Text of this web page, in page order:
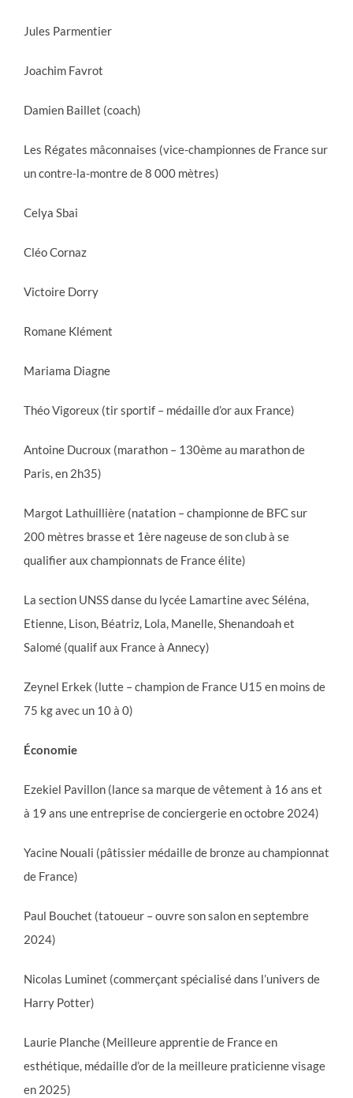
Jules Parmentier
Joachim Favrot
Damien Baillet (coach)
Les Régates mâconnaises (vice-championnes de France sur
un contre-la-montre de 8 000 mètres)
Celya Sbai
Cléo Cornaz
Victoire Dorry
Romane Klément
Mariama Diagne
Théo Vigoreux (tir sportif – médaille d’or aux France)
Antoine Ducroux (marathon – 130ème au marathon de
Paris, en 2h35)
Margot Lathuillière (natation – championne de BFC sur
200 mètres brasse et 1ère nageuse de son club à se
qualifier aux championnats de France élite)
La section UNSS danse du lycée Lamartine avec Séléna,
Etienne, Lison, Béatriz, Lola, Manelle, Shenandoah et
Salomé (qualif aux France à Annecy)
Zeynel Erkek (lutte – champion de France U15 en moins de
75 kg avec un 10 à 0)
Économie
Ezekiel Pavillon (lance sa marque de vêtement à 16 ans et
à 19 ans une entreprise de conciergerie en octobre 2024)
Yacine Nouali (pâtissier médaille de bronze au championnat
de France)
Paul Bouchet (tatoueur – ouvre son salon en septembre
2024)
Nicolas Luminet (commerçant spécialisé dans l’univers de
Harry Potter)
Laurie Planche (Meilleure apprentie de France en
esthétique, médaille d’or de la meilleure praticienne visage
en 2025)